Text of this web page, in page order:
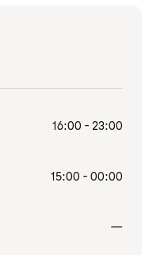
16:00 - 23:00
15:00 - 00:00
—